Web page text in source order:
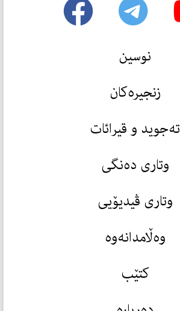
نوسین
زنجیرەکان
تەجوید و قیرائات
وتاری دەنگی
وتاری ڤیدیۆیی
وەڵامدانەوە
کتێب